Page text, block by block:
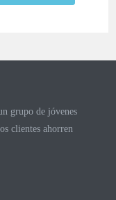
grupo de jóvenes
clientes ahorren